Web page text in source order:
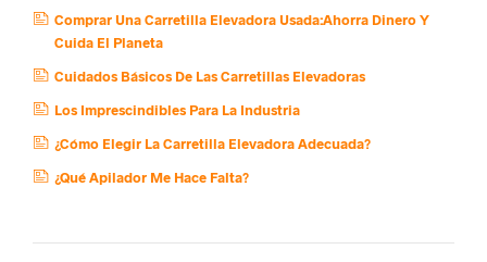
Comprar Una Carretilla Elevadora Usada:Ahorra Dinero Y
Cuida El Planeta
Cuidados Básicos De Las Carretillas Elevadoras
Los Imprescindibles Para La Industria
¿Cómo Elegir La Carretilla Elevadora Adecuada?
¿Qué Apilador Me Hace Falta?